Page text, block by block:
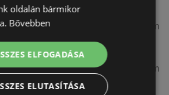
Sopron
2,55 km
Sopron
3,26 km
oldalán bármikor
Bővebben
ELFOGADÁSA
ELUTASÍTÁSA